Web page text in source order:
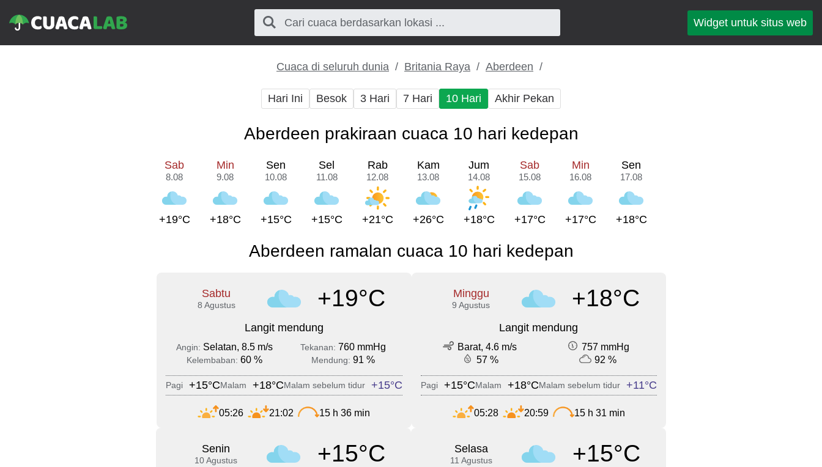
Widget untuk situs web
Cuaca di seluruh dunia Britania Raya Aberdeen
Hari Ini Besok 3 Hari 7 Hari 10 Hari Akhir Pekan
Aberdeen prakiraan cuaca 10 hari kedepan
Sab
8.08
+19°C
Min
9.08
+18°C
Sen
10.08
+15°C
Sel
11.08
+15°C
Rab
12.08
+21°C
Kam
13.08
+26°C
Jum
14.08
+18°C
Sab
15.08
+17°C
Min
16.08
+17°C
Sen
17.08
+18°C
Aberdeen ramalan cuaca 10 hari kedepan
Sabtu
8 Agustus +19°C
Langit mendung
Angin: Selatan, 8.5 m/s Tekanan: 760 mmHg
Kelembaban:60 % Mendung: 91 %
Pagi +15°CMalam +18°CMalam sebelum tidur +15°C
05:26 21:02 15 h 36 min
Minggu
9 Agustus +18°C
Langit mendung
Barat, 4.6 m/s
757 mmHg
57 %
92 %
Pagi +15°CMalam +18°CMalam sebelum tidur +11°C
05:28 20:59 15 h 31 min
Senin
10 Agustus +15°C Selasa
11 Agustus +15°C